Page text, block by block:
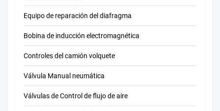
Equipo de reparación del diafragma
Bobina de inducción electromagnética
Controles del camión volquete
Válvula Manual neumática
Válvulas de Control de flujo de aire